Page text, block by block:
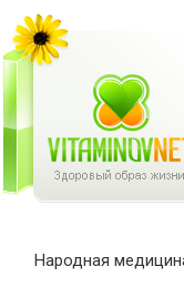
Народная